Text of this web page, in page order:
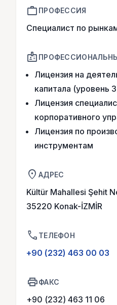
work ПРОФЕССИЯ
Специалист по
badge
Лицензия на
капитала (уровень
Лицензия
корпоративного
Лицензия по
инструментам
location_on АДРЕС
Kültür Mahallesi Şehit
35220 Konak-İZMİR
phone ТЕЛЕФОН
+90 (232) 463 00 03
printФАКС
+90 (232) 463 11 06